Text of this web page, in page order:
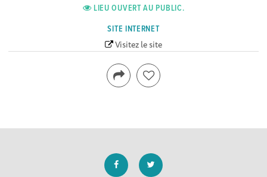
LIEU OUVERT AU PUBLIC.
SITE INTERNET
Visitez le site